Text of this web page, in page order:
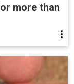
more than